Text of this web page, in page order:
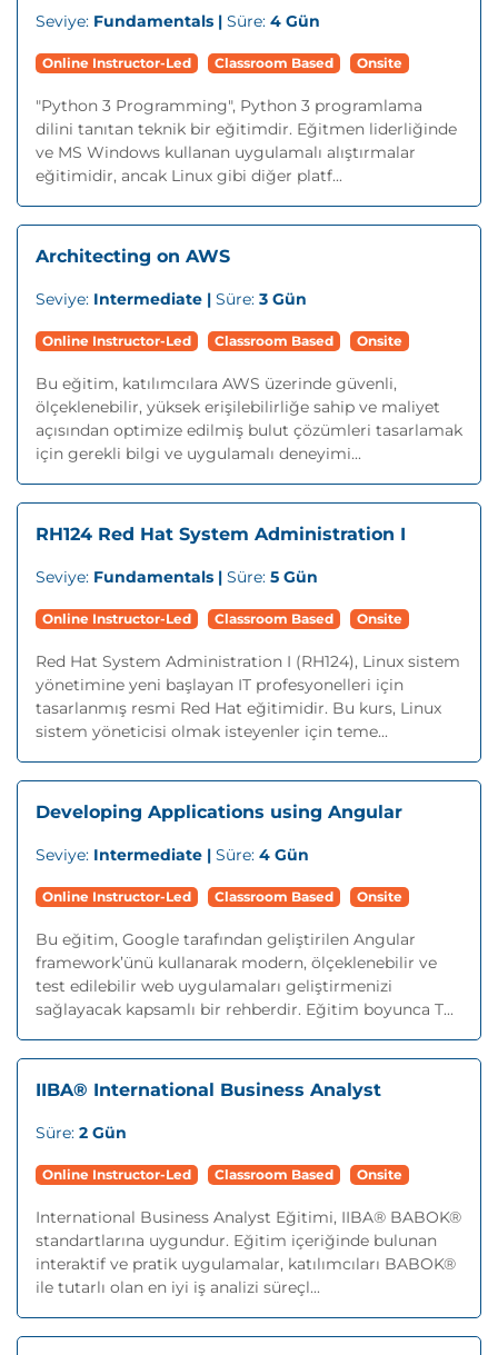
Seviye: Fundamentals | Süre: 4 Gün
Online Instructor-Led Classroom Based Onsite
"Python 3 Programming", Python 3 programlama
dilini tanıtan teknik bir eğitimdir. Eğitmen liderliğinde
ve MS Windows kullanan uygulamalı alıştırmalar
eğitimidir, ancak Linux gibi diğer platf...
Architecting on AWS
Seviye: Intermediate | Süre: 3 Gün
Online Instructor-Led Classroom Based Onsite
Bu eğitim, katılımcılara AWS üzerinde güvenli,
ölçeklenebilir, yüksek erişilebilirliğe sahip ve maliyet
açısından optimize edilmiş bulut çözümleri tasarlamak
için gerekli bilgi ve uygulamalı deneyimi...
RH124 Red Hat System Administration I
Seviye: Fundamentals | Süre: 5 Gün
Online Instructor-Led Classroom Based Onsite
Red Hat System Administration I (RH124), Linux sistem
yönetimine yeni başlayan IT profesyonelleri için
tasarlanmış resmi Red Hat eğitimidir. Bu kurs, Linux
sistem yöneticisi olmak isteyenler için teme...
Developing Applications using Angular
Seviye: Intermediate | Süre: 4 Gün
Online Instructor-Led Classroom Based Onsite
Bu eğitim, Google tarafından geliştirilen Angular
framework’ünü kullanarak modern, ölçeklenebilir ve
test edilebilir web uygulamaları geliştirmenizi
sağlayacak kapsamlı bir rehberdir. Eğitim boyunca T...
IIBA® International Business Analyst
Süre: 2 Gün
Online Instructor-Led Classroom Based Onsite
International Business Analyst Eğitimi, IIBA® BABOK®
standartlarına uygundur. Eğitim içeriğinde bulunan
interaktif ve pratik uygulamalar, katılımcıları BABOK®
ile tutarlı olan en iyi iş analizi süreçl...